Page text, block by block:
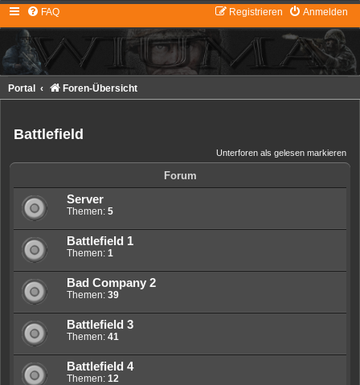
FAQ Anmelden
Registrieren
Portal Foren-Übersicht
Battlefield
Unterforen als gelesen markieren
Forum
Server
Themen: 5
Battlefield 1
Themen: 1
Bad Company 2
Themen: 39
Battlefield 3
Themen: 41
Battlefield 4
Themen: 12